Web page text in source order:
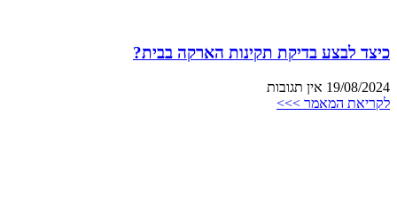
כיצד לבצע בדיקת תקינות הארקה בבית?
19/08/2024 אין תגובות
לקריאת המאמר >>>